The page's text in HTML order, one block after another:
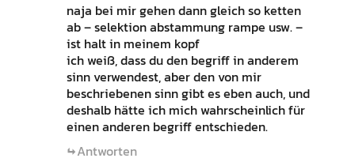
naja bei mir gehen dann gleich so ketten
ab – selektion abstammung rampe usw. –
ist halt in meinem kopf
ich weiß, dass du den begriff in anderem
sinn verwendest, aber den von mir
beschriebenen sinn gibt es eben auch, und
deshalb hätte ich mich wahrscheinlich für
einen anderen begriff entschieden.
Antworten